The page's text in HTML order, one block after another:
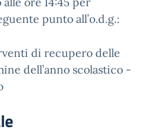
punto all’o.d.g.:
di recupero delle
dell’anno scolastico -